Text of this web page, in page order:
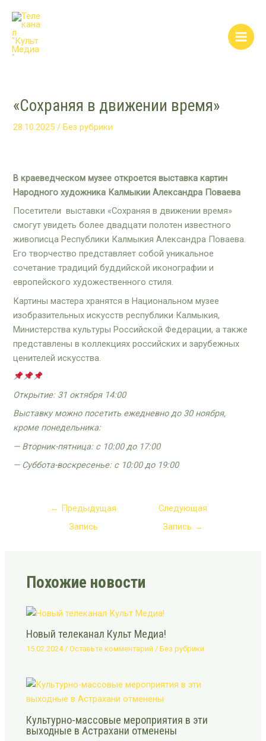
содержимому
«Сохраняя в движении время»
28.10.2025/Без рубрики
В краеведческом музее откроется выставка картин
Народного художника Калмыкии Александра Поваева
Посетители выставки «Сохраняя в движении время»
смогут увидеть более двадцати полотен известного
живописца Республики Калмыкия Александра Поваева.
Его творчество представляет собой уникальное
сочетание традиций буддийской иконографии и
европейского художественного стиля.
Картины мастера хранятся в Национальном музее
изобразительных искусств республики Калмыкия,
Министерства культуры Российской Федерации, а также
представлены в коллекциях российских и зарубежных
ценителей искусства.
Открытие: 31 октября 14:00
Выставку можно посетить ежедневно до 30 ноября,
кроме понедельника:
— Вторник-пятница: с 10:00 до 17:00
— Суббота-воскресенье: с 10:00 до 19:00
navigation
← Предыдущая
Запись
Следующая
Запись →
Похожие новости
Новый телеканал Культ Медиа!
15.02.2024 /Оставьте комментарий /Без рубрики
Культурно-массовые мероприятия в эти
выходные в Астрахани отменены